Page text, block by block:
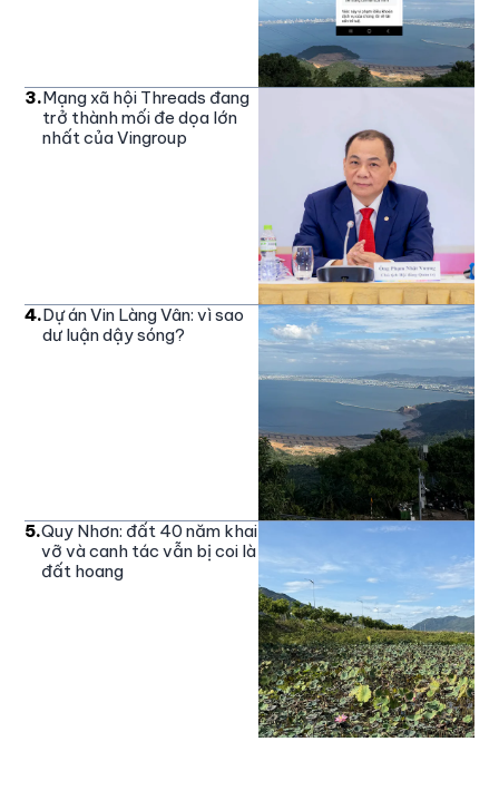
3.Mạng xã hội Threads đang
trở thành mối đe dọa lớn
nhất của Vingroup
4.Dự án Vin Làng Vân: vì sao
dư luận dậy sóng?
5.Quy Nhơn: đất 40 năm khai
vỡ và canh tác vẫn bị coi là
đất hoang